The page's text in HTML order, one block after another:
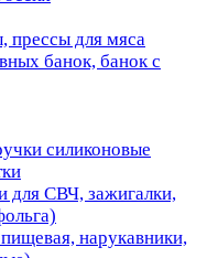
прессы для мяса
банок, банок с
силиконовые
для СВЧ, зажигалки,
нарукавники,